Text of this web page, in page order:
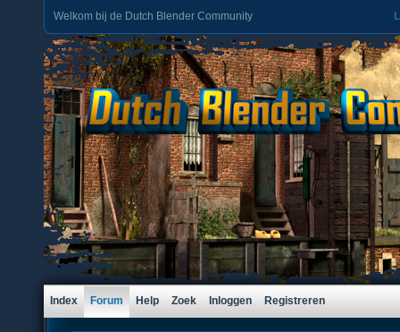
Welkom bij de Dutch Blender Community
Index Forum Help Zoek Inloggen Registreren